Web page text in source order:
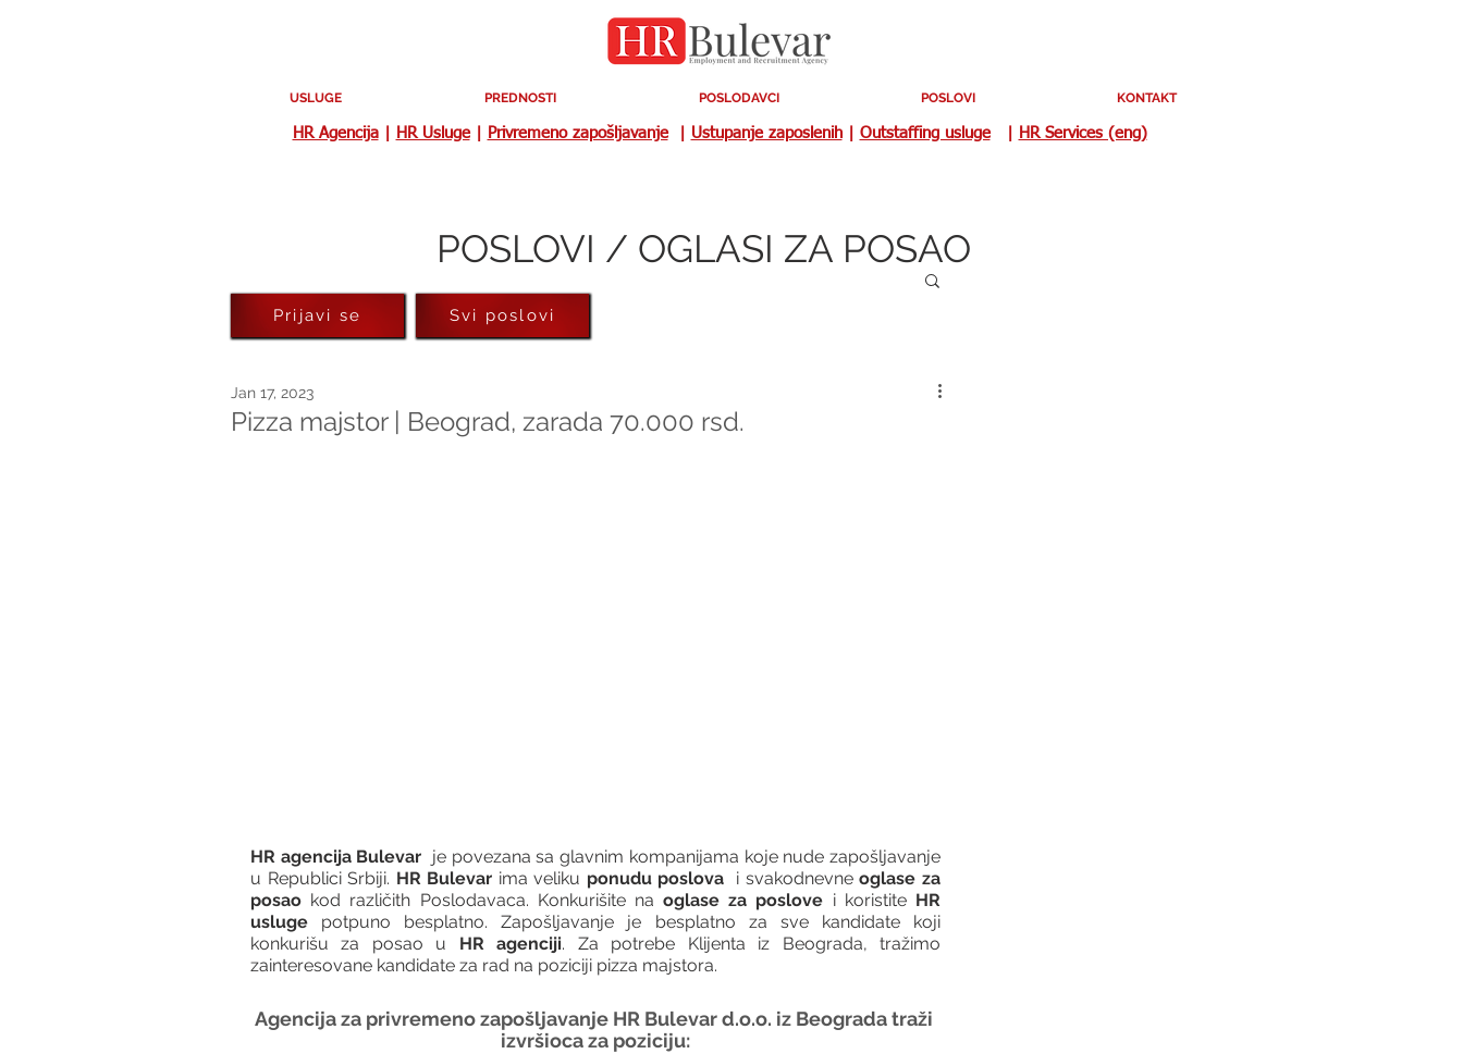
USLUGE PREDNOSTI POSLODAVCI POSLOVI KONTAKT
HR Agencija| HR Usluge| Privremeno zapošljavanje| Ustupanje zaposlenih| Outstaffing usluge| HR Services (eng)
POSLOVI / OGLASI ZA POSAO
Pizza majstor | Beograd, zarada 70.000 rsd.
Jan 17, 2023
HR agencija Bulevar
  je povezana sa glavnim kompanijama koje nude zapošljavanje
u Republici Srbiji. HR Bulevar ima veliku ponudu poslova
  i svakodnevne
oglase za
posao kod različith Poslodavaca. Konkurišite na oglase za poslove i koristite HR
usluge potpuno besplatno. Zapošljavanje je besplatno za sve kandidate koji
konkurišu za posao u HR agenciji. Za potrebe Klijenta iz Beograda, tražimo
zainteresovane kandidate za rad na poziciji pizza majstora.
Agencija za privremeno zapošljavanje HR Bulevar d.o.o. iz Beograda traži
izvršioca za poziciju:
Prijavi se Svi poslovi